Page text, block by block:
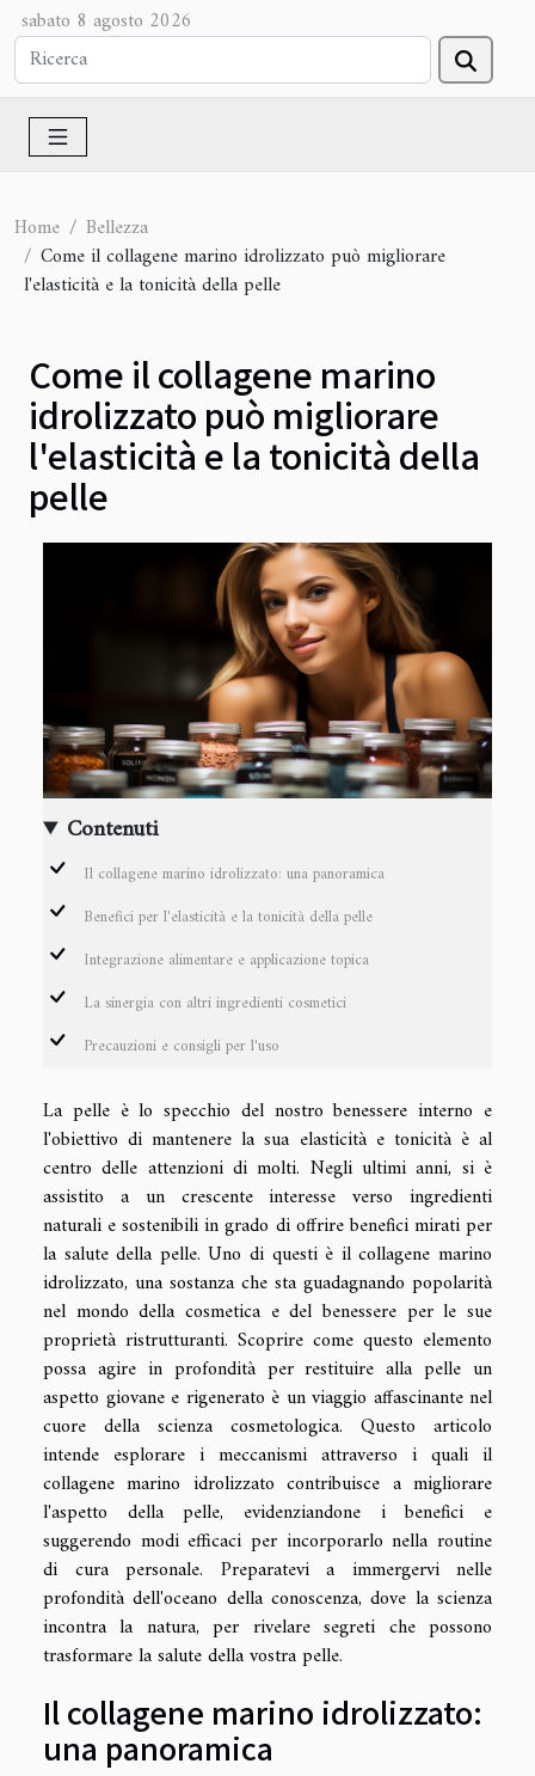
sabato 8 agosto 2026
Home
Bellezza
Come il collagene marino idrolizzato può migliorare
l'elasticità e la tonicità della pelle
Come il collagene marino
idrolizzato può migliorare
l'elasticità e la tonicità della
pelle
Contenuti
Il collagene marino idrolizzato: una panoramica
Benefici per l'elasticità e la tonicità della pelle
Integrazione alimentare e applicazione topica
La sinergia con altri ingredienti cosmetici
Precauzioni e consigli per l'uso
La pelle è lo specchio del nostro benessere interno e
l'obiettivo di mantenere la sua elasticità e tonicità è al
centro delle attenzioni di molti. Negli ultimi anni, si è
assistito a un crescente interesse verso ingredienti
naturali e sostenibili in grado di offrire benefici mirati per
la salute della pelle. Uno di questi è il collagene marino
idrolizzato, una sostanza che sta guadagnando popolarità
nel mondo della cosmetica e del benessere per le sue
proprietà ristrutturanti. Scoprire come questo elemento
possa agire in profondità per restituire alla pelle un
aspetto giovane e rigenerato è un viaggio affascinante nel
cuore della scienza cosmetologica. Questo articolo
intende esplorare i meccanismi attraverso i quali il
collagene marino idrolizzato contribuisce a migliorare
l'aspetto della pelle, evidenziandone i benefici e
suggerendo modi efficaci per incorporarlo nella routine
di cura personale. Preparatevi a immergervi nelle
profondità dell'oceano della conoscenza, dove la scienza
incontra la natura, per rivelare segreti che possono
trasformare la salute della vostra pelle.
Il collagene marino idrolizzato:
una panoramica